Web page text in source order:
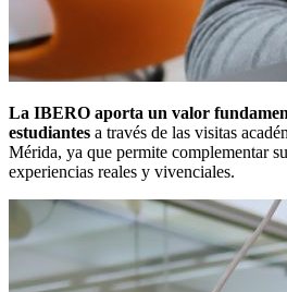
La IBERO aporta un valor
estudiantes a través de las visitas
Mérida, ya que permite complementar
experiencias reales y vivenciales.